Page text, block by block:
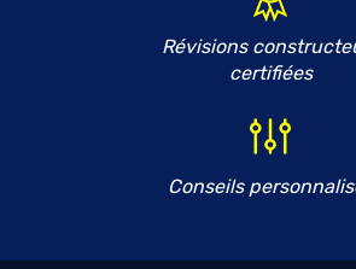
Révisions
certifiées
Conseils